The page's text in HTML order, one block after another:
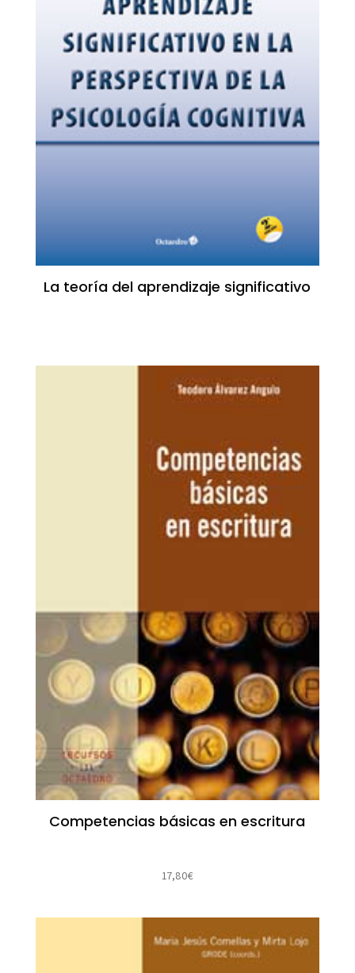
La teoría del aprendizaje significativo
Competencias básicas en escritura
17,80€